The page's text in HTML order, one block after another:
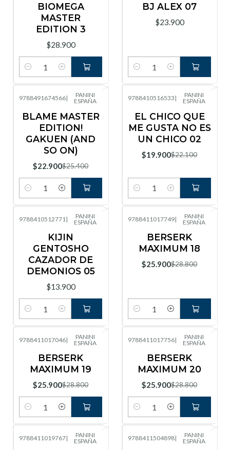
BIOMEGA
MASTER
EDITION 3
$28.900
Cantidad
BJ ALEX 07
$23.900
Cantidad
9788491674566|
PANINI
ESPAÑA
BLAME MASTER
EDITION!
GAKUEN (AND
SO ON)
$22.900$25.400
Cantidad
9788410516533 |
PANINI
ESPAÑA
EL CHICO QUE
ME GUSTA NO ES
UN CHICO 02
$19.900$22.100
Cantidad
9788410512771 |
PANINI
ESPAÑA
KIJIN
GENTOSHO
CAZADOR DE
DEMONIOS 05
$13.900
Cantidad
-10%OFF
9788411017749|
PANINI
ESPAÑA
BERSERK
MAXIMUM 18
$25.900$28.800
Cantidad
9788411017046|
PANINI
ESPAÑA
BERSERK
MAXIMUM 19
$25.900$28.800
Cantidad
9788411017756|
PANINI
ESPAÑA
BERSERK
MAXIMUM 20
$25.900$28.800
Cantidad
9788411019767|
PANINI
ESPAÑA
9788411504898|
PANINI
ESPAÑA